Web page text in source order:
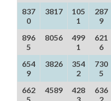
837
0
3817
105
1
287
9
896
5
8056
499
1
621
6
654
9
3826
354
2
730
5
662
4589
428
636